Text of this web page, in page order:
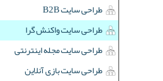
طراحی سایت B2B
طراحی سایت واکنش گرا
طراحی سایت مجله اینترنتی
طراحی سایت بازی آنلاین